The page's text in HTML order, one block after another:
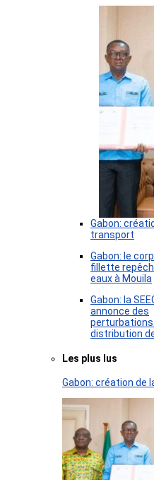
Gabon:
transport
Gabon: le
fillette
eaux à Mouila
Gabon: la
annonce des
perturbations
distribution
Les plus lus
Gabon: création de